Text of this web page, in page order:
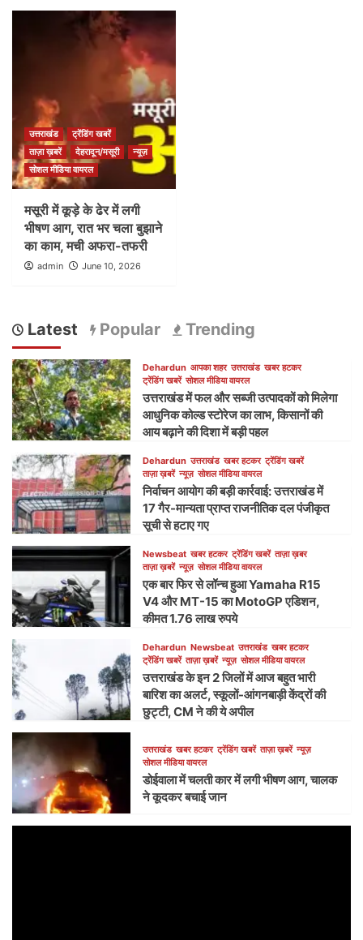
उत्तराखंड
ट्रेंडिंग खबरें
ताज़ा ख़बरें
देहरादून/मसूरी
न्यूज़
सोशल मीडिया वायरल
मसूरी में कूड़े के ढेर में लगी
भीषण आग, रात भर चला बुझाने
का काम, मची अफरा-तफरी
admin June 10, 2026
Latest Popular Trending
Dehardun आपका शहर उत्तराखंड खबर हटकर
ट्रेंडिंग खबरें सोशल मीडिया वायरल
उत्तराखंड में फल और सब्जी उत्पादकों को मिलेगा
आधुनिक कोल्ड स्टोरेज का लाभ, किसानों की
आय बढ़ाने की दिशा में बड़ी पहल
Dehardun उत्तराखंड खबर हटकर ट्रेंडिंग खबरें
ताज़ा ख़बरें न्यूज़ सोशल मीडिया वायरल
निर्वाचन आयोग की बड़ी कार्रवाई: उत्तराखंड में
17 गैर-मान्यता प्राप्त राजनीतिक दल पंजीकृत
सूची से हटाए गए
Newsbeat खबर हटकर ट्रेंडिंग खबरें ताज़ा ख़बर
ताज़ा ख़बरें न्यूज़ सोशल मीडिया वायरल
एक बार फिर से लॉन्च हुआ Yamaha R15
V4 और MT-15 का MotoGP एडिशन,
कीमत 1.76 लाख रुपये
Dehardun Newsbeat उत्तराखंड खबर हटकर
ट्रेंडिंग खबरें ताज़ा ख़बरें न्यूज़ सोशल मीडिया वायरल
उत्तराखंड के इन 2 जिलों में आज बहुत भारी
बारिश का अलर्ट, स्कूलों-आंगनबाड़ी केंद्रों की
छुट्टी, CM ने की ये अपील
उत्तराखंड खबर हटकर ट्रेंडिंग खबरें ताज़ा ख़बरें न्यूज़
सोशल मीडिया वायरल
डोईवाला में चलती कार में लगी भीषण आग, चालक
ने कूदकर बचाई जान